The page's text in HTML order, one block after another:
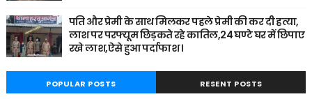
पति और प्रेमी के साथ मिलकर पहले प्रेमी की कर दी हत्या,
लाश पर परफ्यूम छिड़कते रहे कातिल,24 घण्टे घर में छिपाए
रखे लाश,ऐसे हुआ पर्दाफाश ।
POPULAR POSTS RESENT POSTS